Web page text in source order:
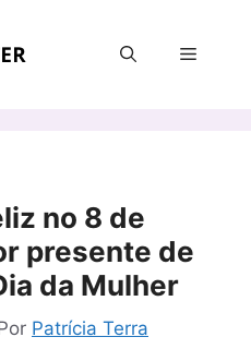
Menu
no 8 de
presente de
da Mulher
Patrícia Terra